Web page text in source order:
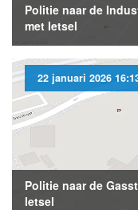
Politie naar de
met letsel
22 januari 2026
Politie naar de
letsel